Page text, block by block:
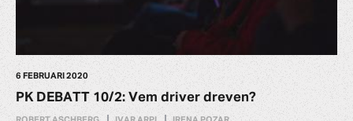
6 FEBRUARI 2020
PK DEBATT 10/2: Vem driver dreven?